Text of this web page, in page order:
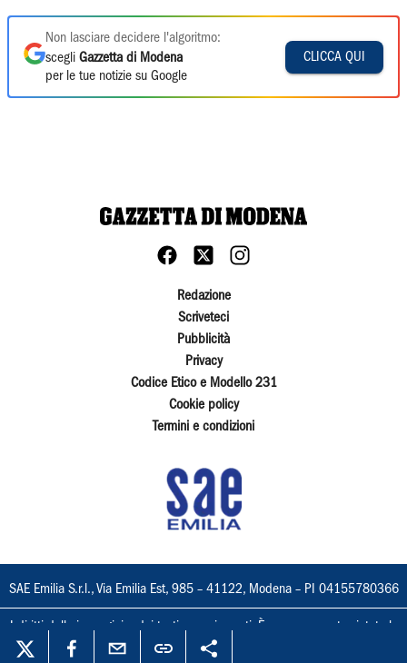
Non lasciare decidere l'algoritmo:
scegli Gazzetta di Modena
per le tue notizie su Google
CLICCA QUI
Redazione
Scriveteci
Pubblicità
Privacy
Codice Etico e Modello 231
Cookie policy
Termini e condizioni
SAE Emilia S.r.l., Via Emilia Est, 985 – 41122, Modena – PI 04155780366
I diritti delle immagini e dei testi sono riservati. È espressamente vietata la
loro riproduzione con qualsiasi mezzo e l'adattamento totale o parziale.